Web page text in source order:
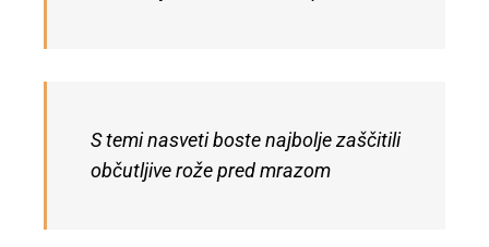
S temi nasveti boste najbolje zaščitili
občutljive rože pred mrazom